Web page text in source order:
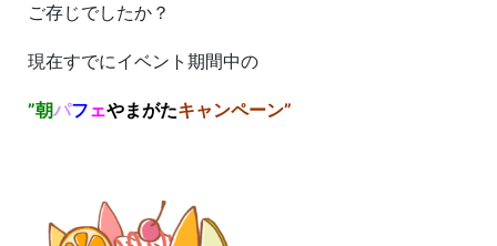
ご存じでしたか？
現在すでにイベント期間中の
”朝パフェやまがたキャンペーン”